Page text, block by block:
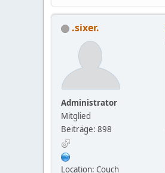
.sixer.
Administrator
Mitglied
Beiträge: 898
Location: Couch